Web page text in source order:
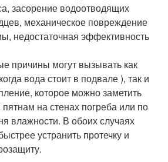
засорение водоотводящих
механическое повреждение
недостаточная эффективность
причины могут вызывать как
вода стоит в подвале ), так и
которое можно заметить
на стенах погреба или по
влажности. В обоих случаях
устранить протечку и